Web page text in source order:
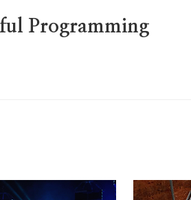
Programming